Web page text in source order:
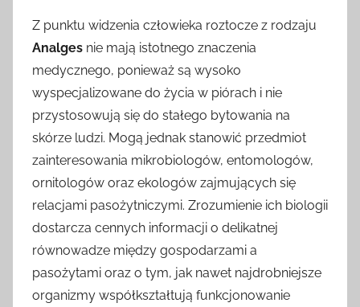
Z punktu widzenia człowieka roztocze z rodzaju
Analges nie mają istotnego znaczenia
medycznego, ponieważ są wysoko
wyspecjalizowane do życia w piórach i nie
przystosowują się do stałego bytowania na
skórze ludzi. Mogą jednak stanowić przedmiot
zainteresowania mikrobiologów, entomologów,
ornitologów oraz ekologów zajmujących się
relacjami pasożytniczymi. Zrozumienie ich biologii
dostarcza cennych informacji o delikatnej
równowadze między gospodarzami a
pasożytami oraz o tym, jak nawet najdrobniejsze
organizmy współkształtują funkcjonowanie